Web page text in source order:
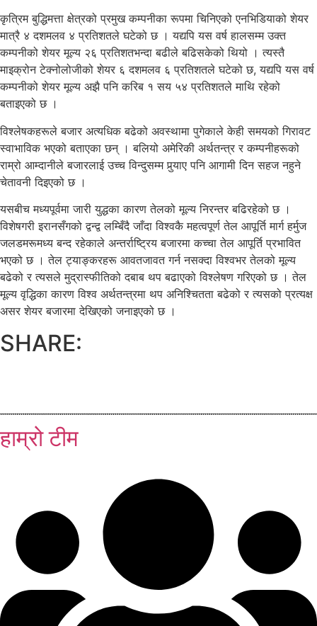
कृत्रिम बुद्धिमत्ता क्षेत्रको प्रमुख कम्पनीका रूपमा चिनिएको एनभिडियाको शेयर
मात्रै ४ दशमलव ४ प्रतिशतले घटेको छ । यद्यपि यस वर्ष हालसम्म उक्त
कम्पनीको शेयर मूल्य २६ प्रतिशतभन्दा बढीले बढिसकेको थियो । त्यस्तै
माइक्रोन टेक्नोलोजीको शेयर ६ दशमलव ६ प्रतिशतले घटेको छ, यद्यपि यस वर्ष
कम्पनीको शेयर मूल्य अझै पनि करिब १ सय ५४ प्रतिशतले माथि रहेको
बताइएको छ ।
विश्लेषकहरूले बजार अत्यधिक बढेको अवस्थामा पुगेकाले केही समयको गिरावट
स्वाभाविक भएको बताएका छन् । बलियो अमेरिकी अर्थतन्त्र र कम्पनीहरूको
राम्रो आम्दानीले बजारलाई उच्च विन्दुसम्म पुर्‍याए पनि आगामी दिन सहज नहुने
चेतावनी दिइएको छ ।
यसबीच मध्यपूर्वमा जारी युद्धका कारण तेलको मूल्य निरन्तर बढिरहेको छ ।
विशेषगरी इरानसँगको द्वन्द्व लम्बिँदै जाँदा विश्वकै महत्वपूर्ण तेल आपूर्ति मार्ग हर्मुज
जलडमरूमध्य बन्द रहेकाले अन्तर्राष्ट्रिय बजारमा कच्चा तेल आपूर्ति प्रभावित
भएको छ । तेल ट्याङ्करहरू आवतजावत गर्न नसक्दा विश्वभर तेलको मूल्य
बढेको र त्यसले मुद्रास्फीतिको दबाब थप बढाएको विश्लेषण गरिएको छ । तेल
मूल्य वृद्धिका कारण विश्व अर्थतन्त्रमा थप अनिश्चितता बढेको र त्यसको प्रत्यक्ष
असर शेयर बजारमा देखिएको जनाइएको छ ।
SHARE:
हाम्रो टीम